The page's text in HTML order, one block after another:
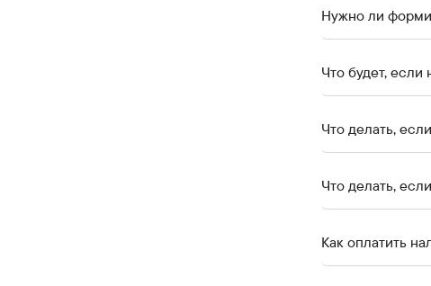
Нужно ли
Что будет, если
Что делать,
Что делать,
Как оплатить